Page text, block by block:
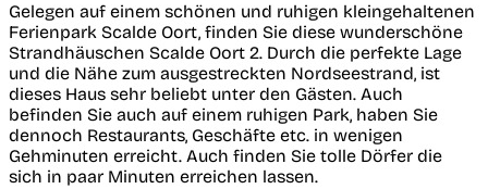
Gelegen auf einem schönen und ruhigen kleingehaltenen
Ferienpark Scalde Oort, finden Sie diese wunderschöne
Strandhäuschen Scalde Oort 2. Durch die perfekte Lage
und die Nähe zum ausgestreckten Nordseestrand, ist
dieses Haus sehr beliebt unter den Gästen. Auch
befinden Sie auch auf einem ruhigen Park, haben Sie
dennoch Restaurants, Geschäfte etc. in wenigen
Gehminuten erreicht. Auch finden Sie tolle Dörfer die
sich in paar Minuten erreichen lassen.